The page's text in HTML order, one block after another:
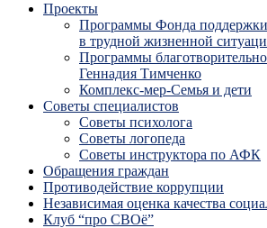
Проекты
Программы Фонда поддержки
в трудной жизненной
Программы
Геннадия Тимченко
Комплекс-мер-Семья и дети
Советы специалистов
Советы психолога
Советы логопеда
Советы инструктора по АФК
Обращения граждан
Противодействие коррупции
Независимая оценка качества
Клуб “про СВОё”